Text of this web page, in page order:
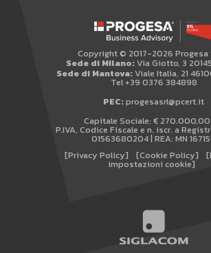
AREA RISERVATA
WHISTLEBLOWING
Copyright © 2017-2026 Progesa
Sede di Milano:Via Giotto, 3
Sede di Mantova:Viale Italia, 21
Tel +39 0376 384898
PEC:progesasrl@pcert.it
Capitale Sociale: €
P.IVA, Codice Fiscale e n. iscr. a
01563680204 | REA: MN
[Privacy Policy]
[Cookie Policy]
impostazioni cookie]